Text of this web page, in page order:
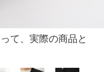
て、実際の商品と